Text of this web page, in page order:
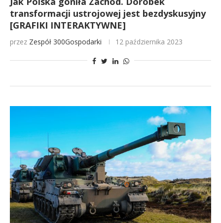
transformacji ustrojowej jest bezdyskusyjny
[GRAFIKI INTERAKTYWNE]
przez Zespół 300Gospodarki 12 października 2023